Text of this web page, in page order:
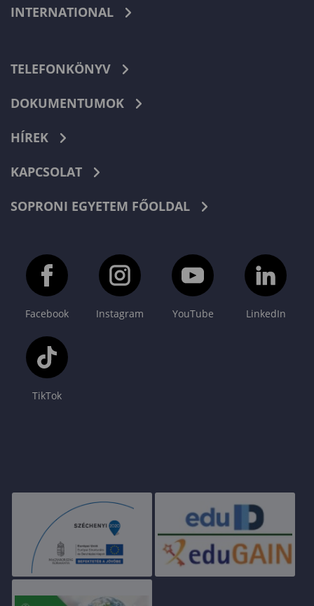
INTERNATIONAL
TELEFONKÖNYV
DOKUMENTUMOK
HÍREK
KAPCSOLAT
SOPRONI EGYETEM FŐOLDAL
Facebook Instagram YouTube LinkedIn
TikTok